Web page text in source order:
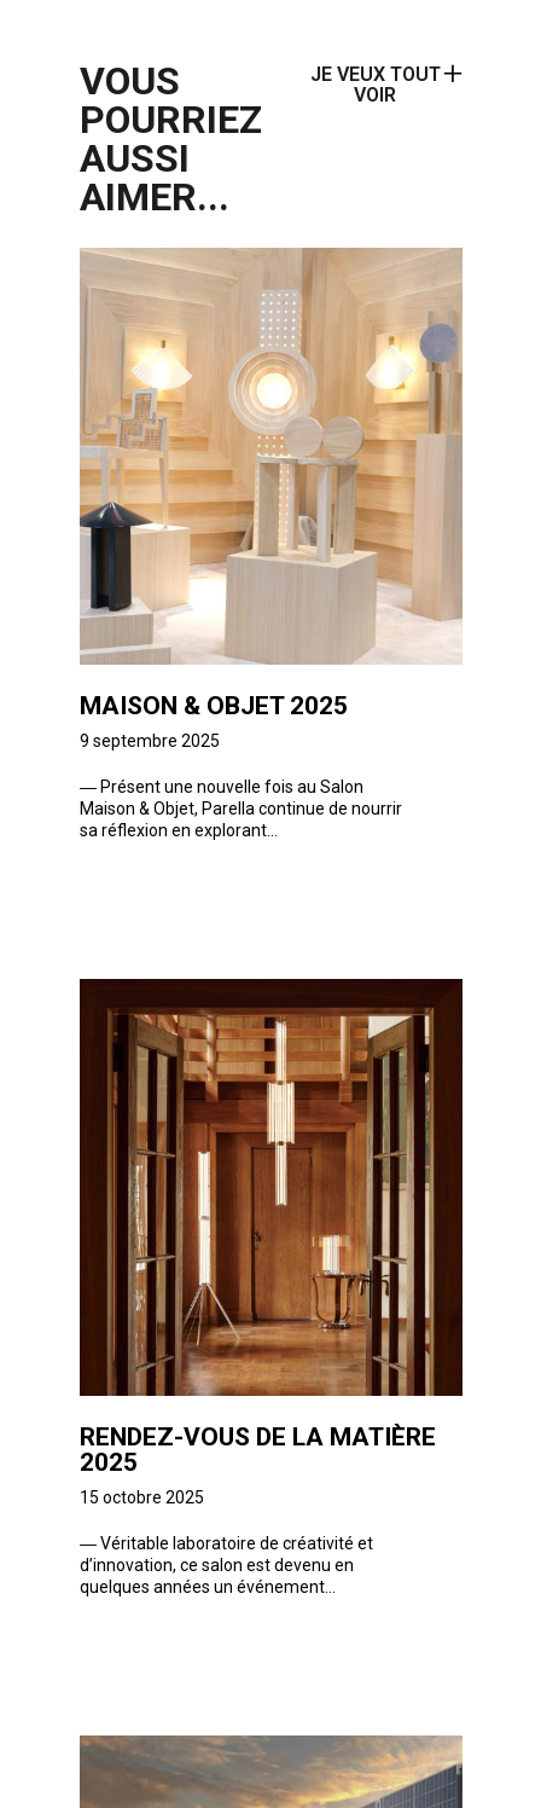
VOUS
POURRIEZ
AUSSI
AIMER...
JE VEUX TOUT
VOIR
MAISON & OBJET 2025
9 septembre 2025
― Présent une nouvelle fois au Salon
Maison & Objet, Parella continue de nourrir
sa réflexion en explorant...
RENDEZ-VOUS DE LA MATIÈRE
2025
15 octobre 2025
―Véritable laboratoire de créativité et
d’innovation, ce salon est devenu en
quelques années un événement...